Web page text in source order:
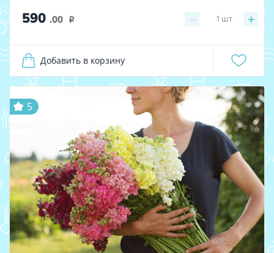
590 .00 i − +
1 шт
Добавить в корзину
5